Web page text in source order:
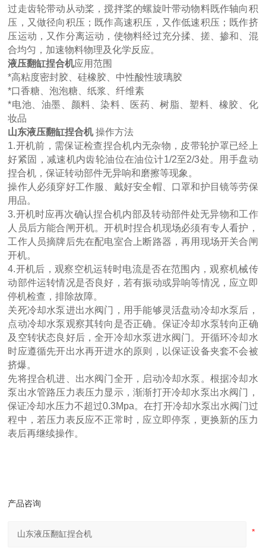
过走齿轮带动从动桨，搅拌桨的螺旋叶带动物料既作轴向积
压，又做径向积压；既作高速积压，又作低速积压；既作挤
压运动，又作分离运动，使物料经过充分揉、搓、掺和、混
合均匀，加速物料物理及化学反应。
液压翻缸捏合机应用范围
*高粘度密封胶、硅橡胶、中性酸性玻璃胶
*口香糖、泡泡糖、纸浆、纤维素
*电池、油墨、颜料、染料、医药、树脂、塑料、橡胶、化
妆品
山东液压翻缸捏合机 操作方法
1.开机前，需保证检查捏合机内无杂物，皮带轮护罩已经上
好紧固，减速机内齿轮油位在油位计1/2至2/3处。用手盘动
捏合机，保证转动部件无异响和磨擦等现象。
操作人必须穿好工作服、戴好安全帽、口罩和护目镜等劳保
用品。
3.开机时应再次确认捏合机内部及转动部件处无异物和工作
人员后方能合闸开机。开机时捏合机现场必须有专人看护，
工作人员摘牌后先在配电室合上断路器，再用现场开关合闸
开机。
4.开机后，观察空机运转时电流是否在范围内，观察机械传
动部件运转情况是否良好，若有振动或异响等情况，应立即
停机检查，排除故障。
关死冷却水泵进出水阀门，用手能够灵活盘动冷却水泵后，
点动冷却水泵观察其转向是否正确。保证冷却水泵转向正确
及空转状态良好后，全开冷却水泵进水阀门。开循环冷却水
时应遵循先开出水再开进水的原则，以保证设备夹套不会被
挤爆。
先将捏合机进、出水阀门全开，启动冷却水泵。根据冷却水
泵出水管路压力表压力显示，渐渐打开冷却水泵出水阀门，
保证冷却水压力不超过0.3Mpa。在打开冷却水泵出水阀门过
程中，若压力表反应不正常时，应立即停泵，更换新的压力
表后再继续操作。
产品咨询